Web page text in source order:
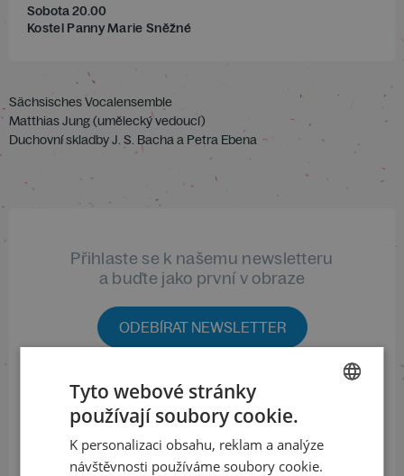
Sobota 20.00
Kostel Panny Marie Sněžné
Sächsisches Vocalensemble
Matthias Jung (umělecký vedoucí)
Duchovní skladby J. S. Bacha a Petra Ebena
Přihlaste se k našemu newsletteru
a buďte jako první v obraze
ODEBÍRAT NEWSLETTER
Sledujte nás na sociálních sítích
LinkedInflickrENGLISH
Tyto webové stránky
používají soubory cookie.
K personalizaci obsahu, reklam a analýze
návštěvnosti používáme soubory cookie.